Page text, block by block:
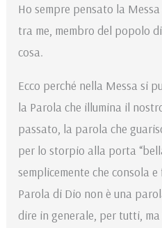
Ho sempre pensato la
tra me, membro del popolo
cosa.
Ecco perché nella Messa si
la Parola che illumina il
passato, la parola che
per lo storpio alla porta
semplicemente che consola
Parola di Dio non è una
dire in generale, per tutti, ma